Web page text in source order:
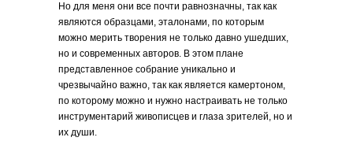
Но для меня они все почти равнозначны, так как
являются образцами, эталонами, по которым
можно мерить творения не только давно ушедших,
но и современных авторов. В этом плане
представленное собрание уникально и
чрезвычайно важно, так как является камертоном,
по которому можно и нужно настраивать не только
инструментарий живописцев и глаза зрителей, но и
их души.